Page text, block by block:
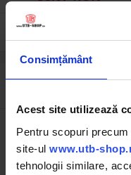
Consimțământ
Acest site utilizează
Pentru scopuri
site-ul www.utb-
tehnologii similare,
Diametru
exterior
100 mm